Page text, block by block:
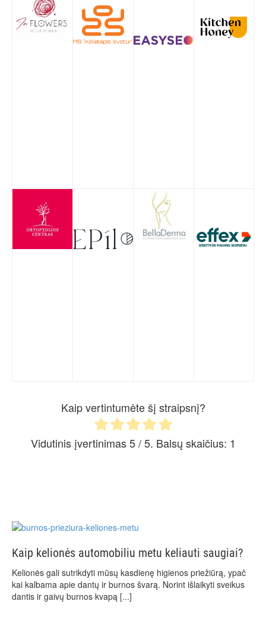
Kaip vertintumėte šį straipsnį?
Vidutinis įvertinimas5/ 5. Balsų skaičius: 1
Kaip kelionės automobiliu metu keliauti saugiai?
Kelionės gali sutrikdyti mūsų kasdienę higienos priežiūrą, ypač
kai kalbama apie dantų ir burnos švarą. Norint išlaikyti sveikus
dantis ir gaivų burnos kvapą [...]